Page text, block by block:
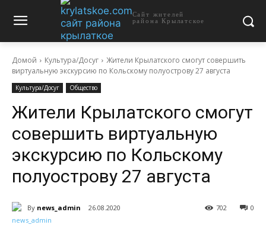
Сайт жителей
района Крылатское
Домой Культура/Досуг
Жители Крылатского смогут совершить
виртуальную экскурсию по Кольскому полуострову 27 августа
Культура/Досуг Общество
Жители Крылатского смогут
совершить виртуальную
экскурсию по Кольскому
полуострову 27 августа
By news_admin 26.08.2020 0
702